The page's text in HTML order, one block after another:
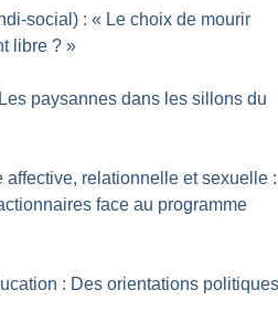
social) : « Le choix de mourir
libre ? »
paysannes dans les sillons du
affective, relationnelle et sexuelle :
face au programme
: Des orientations